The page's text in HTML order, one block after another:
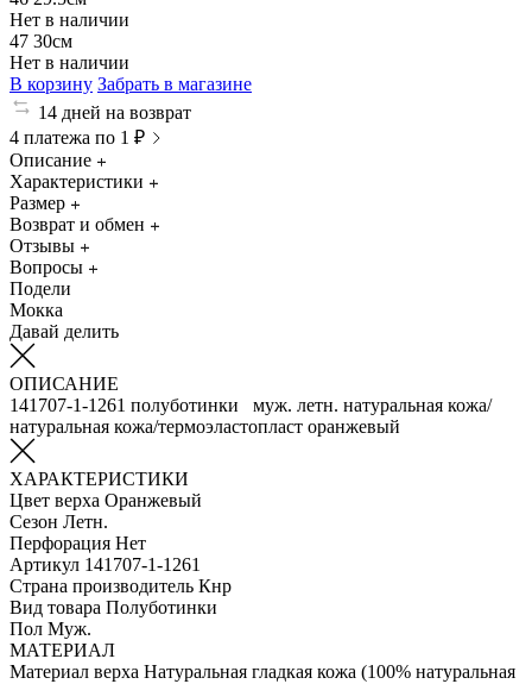
Нет в наличии
47 30см
Нет в наличии
В корзину Забрать в магазине
14 дней на возврат
4 платежа по 1 ₽
Описание
Характеристики
Размер
Возврат и обмен
Отзывы
Вопросы
Подели
Мокка
Давай делить
ОПИСАНИЕ
141707-1-1261 полуботинки муж. летн. натуральная кожа/
натуральная кожа/термоэластопласт оранжевый
ХАРАКТЕРИСТИКИ
Цвет верха Оранжевый
Сезон Летн.
Перфорация Нет
Артикул 141707-1-1261
Страна производитель Кнр
Вид товара Полуботинки
Пол Муж.
МАТЕРИАЛ
Материал верха Натуральная гладкая кожа (100% натуральная